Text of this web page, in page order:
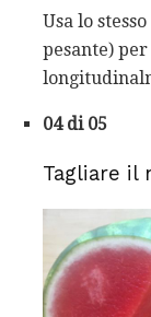
Usa lo
pesante)
04 di 05
Tagliare il